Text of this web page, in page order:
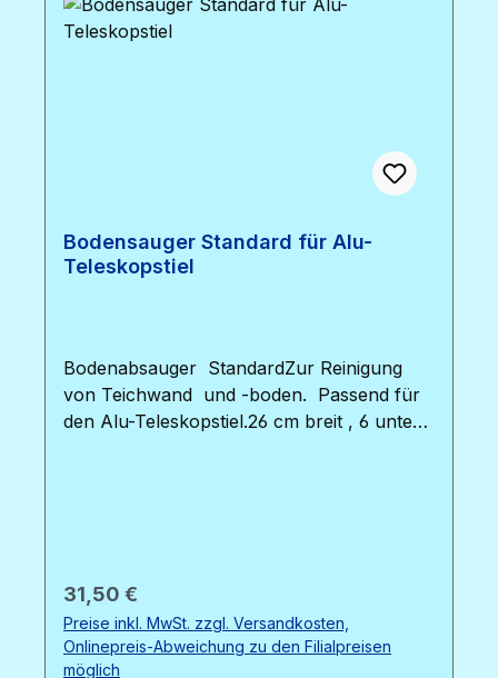
Bodensauger Standard für Alu-
Teleskopstiel
Bodenabsauger StandardZur Reinigung
von Teichwand und -boden. Passend für
den Alu-Teleskopstiel.26 cm breit , 6 untere
Regulärer Preis:
31,50 €
Preise inkl. MwSt. zzgl. Versandkosten,
Onlinepreis-Abweichung zu den Filialpreisen
möglich